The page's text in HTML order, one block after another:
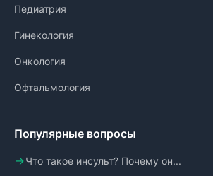
Педиатрия
Гинекология
Онкология
Офтальмология
Популярные вопросы
Что такое инсульт? Почему он...